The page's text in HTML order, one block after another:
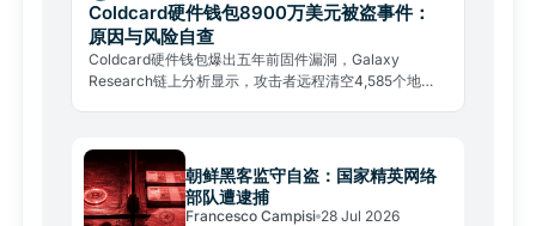
Coldcard硬件钱包8900万美元被盗事件：
原因与风险自查
Coldcard硬件钱包爆出五年前固件漏洞，Galaxy
Research链上分析显示，攻击者远程清空4,585个地
朝鲜黑客监守自盗：国家精英网络
部队遭逮捕
Francesco Campisi 28 Jul 2026